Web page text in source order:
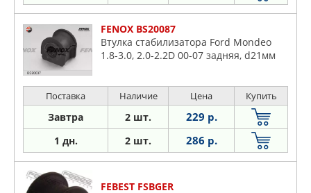
FENOX BS20087
Втулка стабилизатора Ford Mondeo
1.8-3.0, 2.0-2.2D 00-07 задняя, d21мм
Поставка Наличие Цена Купить
Завтра 2 шт. 229 р.
1 дн. 2 шт. 286 р.
FEBEST FSBGER